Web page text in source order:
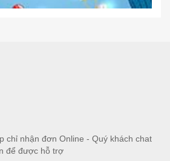
chỉ nhận đơn Online - Quý khách chat
để được hỗ trợ